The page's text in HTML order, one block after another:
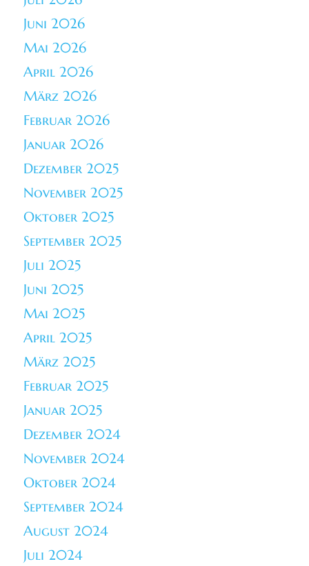
Juni 2026
Mai 2026
April 2026
März 2026
Februar 2026
Januar 2026
Dezember 2025
November 2025
Oktober 2025
September 2025
Juli 2025
Juni 2025
Mai 2025
April 2025
März 2025
Februar 2025
Januar 2025
Dezember 2024
November 2024
Oktober 2024
September 2024
August 2024
Juli 2024